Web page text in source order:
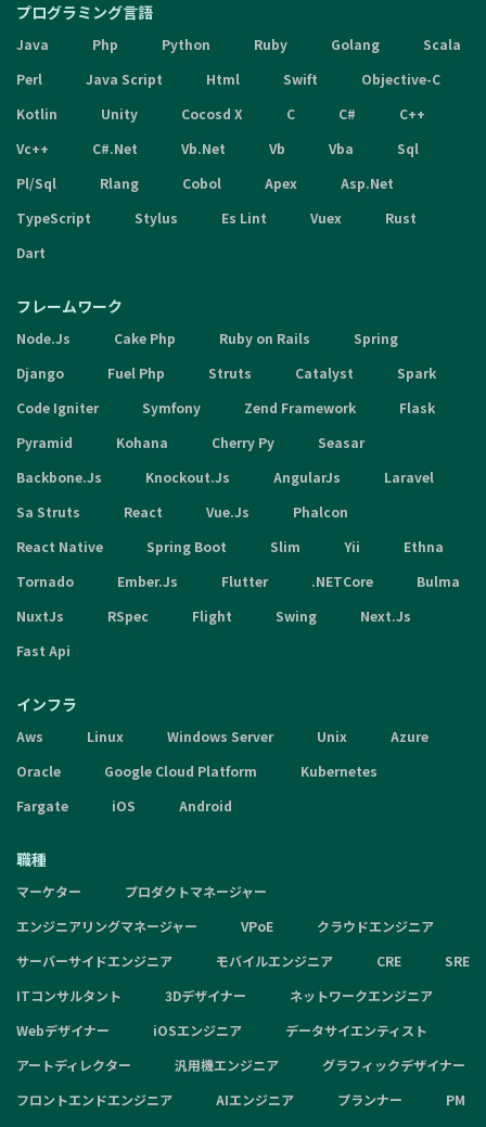
プログラミング言語
Java Php Python Ruby Golang
Scala
Perl
Java Script Html Swift
Objective-C
Kotlin
Unity Cocosd X C C#
C++
Vc++
C#.Net Vb.Net Vb Vba
Sql
Pl/Sql
Rlang Cobol Apex
Asp.Net
TypeScript
Stylus Es Lint Vuex
Rust
Dart
フレームワーク
Node.Js Cake Php Ruby on Rails
Spring
Django
Fuel Php Struts Catalyst
Spark
Code Igniter
Symfony Zend Framework
Flask
Pyramid
Kohana Cherry Py
Seasar
Backbone.Js
Knockout.Js AngularJs
Laravel
Sa Struts
React Vue.Js
Phalcon
React Native
Spring Boot Slim Yii
Ethna
Tornado
Ember.Js Flutter .NETCore
Bulma
NuxtJs
RSpec Flight Swing
Next.Js
Fast Api
インフラ
Aws Linux Windows Server Unix
Azure
Oracle
Google Cloud Platform
Kubernetes
Fargate
iOS Android
職種
マーケター
プロダクトマネージャー
エンジニアリングマネージャー
VPoE
クラウドエンジニア
サーバーサイドエンジニア
モバイルエンジニア CRE
SRE
ITコンサルタント
3Dデザイナー
ネットワークエンジニア
Webデザイナー
iOSエンジニア
データサイエンティスト
アートディレクター
汎用機エンジニア
グラフィックデザイナー
フロントエンドエンジニア
AIエンジニア プランナー
PM